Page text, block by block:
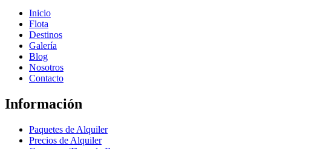
Inicio
Flota
Destinos
Galería
Blog
Nosotros
Contacto
Información
Paquetes de Alquiler
Precios de Alquiler